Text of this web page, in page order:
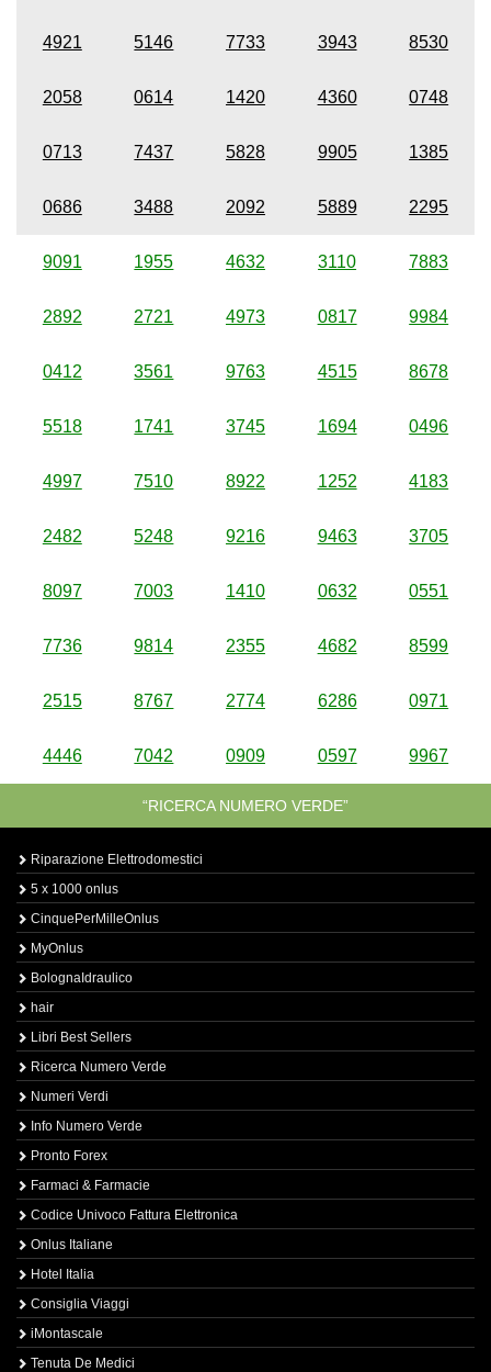
4921 5146 7733 3943 8530
2058 0614 1420 4360 0748
0713 7437 5828 9905 1385
0686 3488 2092 5889 2295
9091 1955 4632 3110 7883
2892 2721 4973 0817 9984
0412 3561 9763 4515 8678
5518 1741 3745 1694 0496
4997 7510 8922 1252 4183
2482 5248 9216 9463 3705
8097 7003 1410 0632 0551
7736 9814 2355 4682 8599
2515 8767 2774 6286 0971
4446 7042 0909 0597 9967
“RICERCA NUMERO VERDE”
Riparazione Elettrodomestici
5 x 1000 onlus
CinquePerMilleOnlus
MyOnlus
BolognaIdraulico
hair
Libri Best Sellers
Ricerca Numero Verde
Numeri Verdi
Info Numero Verde
Pronto Forex
Farmaci & Farmacie
Codice Univoco Fattura Elettronica
Onlus Italiane
Hotel Italia
Consiglia Viaggi
iMontascale
Tenuta De Medici